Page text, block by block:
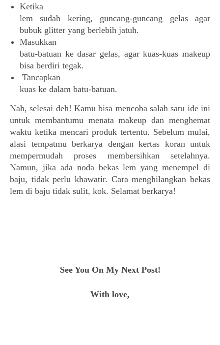
Ketika
lem sudah kering, guncang-guncang gelas agar
bubuk glitter yang berlebih jatuh.
Masukkan
batu-batuan ke dasar gelas, agar kuas-kuas makeup
bisa berdiri tegak.
Tancapkan
kuas ke dalam batu-batuan.
Nah, selesai deh! Kamu bisa mencoba salah satu ide ini
untuk membantumu menata makeup dan menghemat
waktu ketika mencari produk tertentu. Sebelum mulai,
alasi tempatmu berkarya dengan kertas koran untuk
mempermudah proses membersihkan setelahnya.
Namun, jika ada noda bekas lem yang menempel di
baju, tidak perlu khawatir. Cara menghilangkan bekas
lem di baju tidak sulit, kok. Selamat berkarya!
See You On My Next Post!
With love,